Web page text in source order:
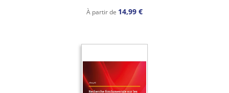
À partir de 14,99 €